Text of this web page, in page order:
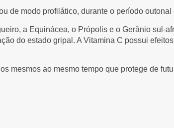
de modo profilático, durante o período outonal
a Equinácea, o Própolis e o Gerânio sul-
do estado gripal. A Vitamina C possui
mesmos ao mesmo tempo que protege de